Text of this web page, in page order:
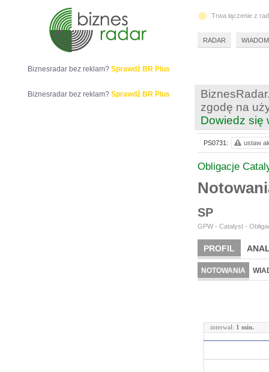
zgodę na
Dowiedz się
Obligacje
SP
GPW - Catalyst -
PROFIL
NOTOWANIA
interwał: 1 min.
PS0731: ustaw
Biznesradar bez reklam? Sprawdź BR Plus
Biznesradar bez reklam? Sprawdź BR Plus
Trwa łączenie z
RADAR